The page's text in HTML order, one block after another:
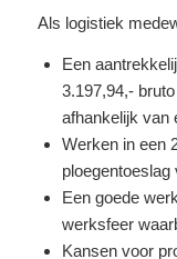
Als logistiek
Een
3.197,94,-
afhankelijk van
Werken in een
ploegentoeslag
Een goede
werksfeer
Kansen voor